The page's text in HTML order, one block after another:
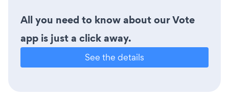
All you need to know about our Vote
app is just a click away.
See the details